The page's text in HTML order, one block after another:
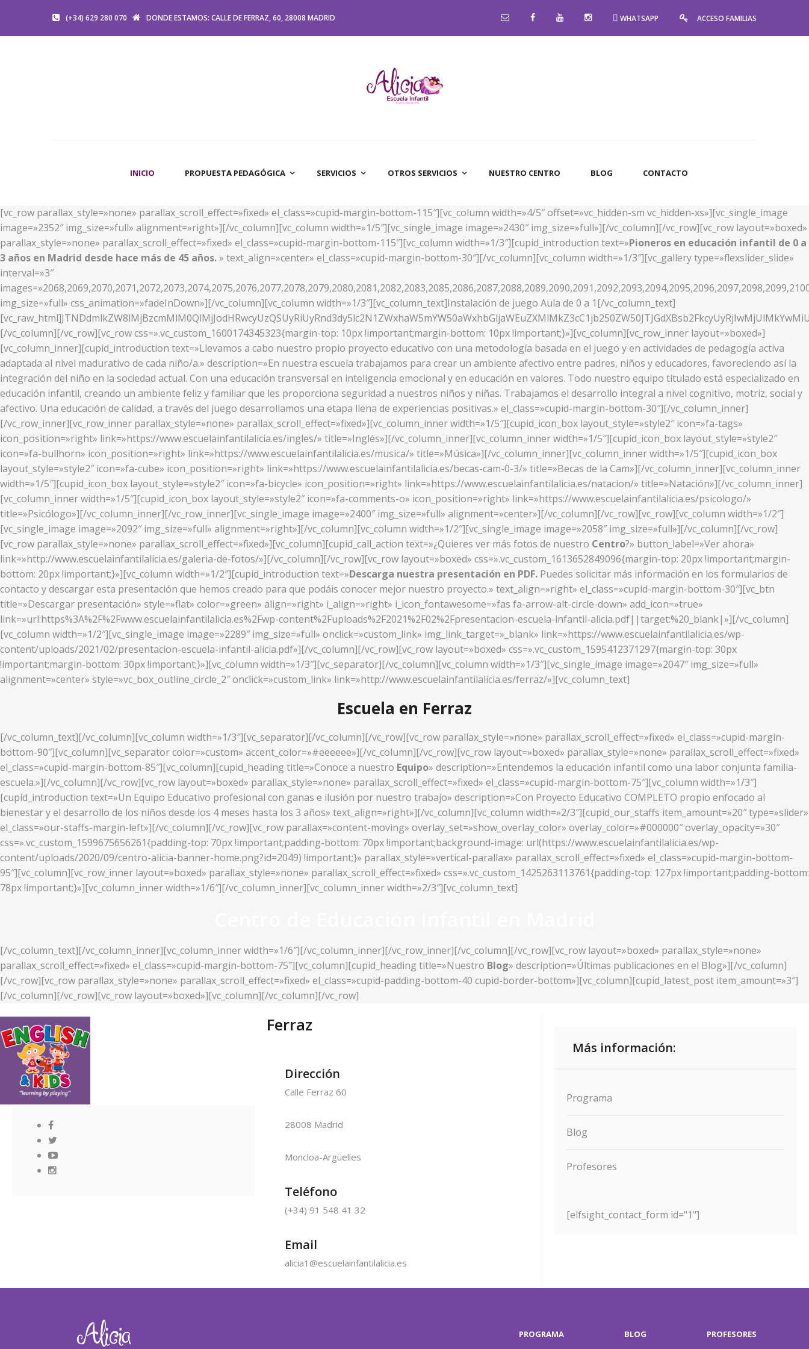
(+34) 629 280 070 DONDE ESTAMOS: CALLE DE FERRAZ, 60, 28008 MADRID WHATSAPP ACCESO FAMILIAS
INICIO PROPUESTA PEDAGÓGICA SERVICIOS OTROS SERVICIOS NUESTRO CENTRO BLOG CONTACTO
[vc_row parallax_style=»none» parallax_scroll_effect=»fixed» el_class=»cupid-margin-bottom-115″][vc_column width=»4/5″ offset=»vc_hidden-sm vc_hidden-xs»][vc_single_image
image=»2352″ img_size=»full» alignment=»right»][/vc_column][vc_column width=»1/5″][vc_single_image image=»2430″ img_size=»full»][/vc_column][/vc_row][vc_row layout=»boxed»
parallax_style=»none» parallax_scroll_effect=»fixed» el_class=»cupid-margin-bottom-115″][vc_column width=»1/3″][cupid_introduction text=»Pioneros en educación infantil de 0 a
3 años en Madrid desde hace más de 45 años.» text_align=»center» el_class=»cupid-margin-bottom-30″][/vc_column][vc_column width=»1/3″][vc_gallery type=»flexslider_slide»
interval=»3″
img_size=»full» css_animation=»fadeInDown»][/vc_column][vc_column width=»1/3″][vc_column_text]Instalación de juego Aula de 0 a 1[/vc_column_text]
[/vc_column][/vc_row][vc_row css=».vc_custom_1600174345323{margin-top: 10px !important;margin-bottom: 10px !important;}»][vc_column][vc_row_inner layout=»boxed»]
[vc_column_inner][cupid_introduction text=»Llevamos a cabo nuestro propio proyecto educativo con una metodología basada en el juego y en actividades de pedagogía activa
adaptada al nivel madurativo de cada niño/a.» description=»En nuestra escuela trabajamos para crear un ambiente afectivo entre padres, niños y educadores, favoreciendo así la
integración del niño en la sociedad actual. Con una educación transversal en inteligencia emocional y en educación en valores. Todo nuestro equipo titulado está especializado en
educación infantil, creando un ambiente feliz y familiar que les proporciona seguridad a nuestros niños y niñas. Trabajamos el desarrollo integral a nivel cognitivo, motriz, social y
afectivo. Una educación de calidad, a través del juego desarrollamos una etapa llena de experiencias positivas.» el_class=»cupid-margin-bottom-30″][/vc_column_inner]
[/vc_row_inner][vc_row_inner parallax_style=»none» parallax_scroll_effect=»fixed»][vc_column_inner width=»1/5″][cupid_icon_box layout_style=»style2″ icon=»fa-tags»
icon_position=»right» link=»https://www.escuelainfantilalicia.es/ingles/» title=»Inglés»][/vc_column_inner][vc_column_inner width=»1/5″][cupid_icon_box layout_style=»style2″
icon=»fa-bullhorn» icon_position=»right» link=»https://www.escuelainfantilalicia.es/musica/» title=»Música»][/vc_column_inner][vc_column_inner width=»1/5″][cupid_icon_box
layout_style=»style2″ icon=»fa-cube» icon_position=»right» link=»https://www.escuelainfantilalicia.es/becas-cam-0-3/» title=»Becas de la Cam»][/vc_column_inner][vc_column_inner
width=»1/5″][cupid_icon_box layout_style=»style2″ icon=»fa-bicycle» icon_position=»right» link=»https://www.escuelainfantilalicia.es/natacion/» title=»Natación»][/vc_column_inner]
[vc_column_inner width=»1/5″][cupid_icon_box layout_style=»style2″ icon=»fa-comments-o» icon_position=»right» link=»https://www.escuelainfantilalicia.es/psicologo/»
title=»Psicólogo»][/vc_column_inner][/vc_row_inner][vc_single_image image=»2400″ img_size=»full» alignment=»center»][/vc_column][/vc_row][vc_row][vc_column width=»1/2″]
[vc_single_image image=»2092″ img_size=»full» alignment=»right»][/vc_column][vc_column width=»1/2″][vc_single_image image=»2058″ img_size=»full»][/vc_column][/vc_row]
[vc_row parallax_style=»none» parallax_scroll_effect=»fixed»][vc_column][cupid_call_action text=»¿Quieres ver más fotos de nuestro Centro?» button_label=»Ver ahora»
link=»http://www.escuelainfantilalicia.es/galeria-de-fotos/»][/vc_column][/vc_row][vc_row layout=»boxed» css=».vc_custom_1613652849096{margin-top: 20px !important;margin-
bottom: 20px !important;}»][vc_column width=»1/2″][cupid_introduction text=»Descarga nuestra presentación en PDF. Puedes solicitar más información en los formularios de
contacto y descargar esta presentación que hemos creado para que podáis conocer mejor nuestro proyecto.» text_align=»right» el_class=»cupid-margin-bottom-30″][vc_btn
title=»Descargar presentación» style=»flat» color=»green» align=»right» i_align=»right» i_icon_fontawesome=»fas fa-arrow-alt-circle-down» add_icon=»true»
link=»url:https%3A%2F%2Fwww.escuelainfantilalicia.es%2Fwp-content%2Fuploads%2F2021%2F02%2Fpresentacion-escuela-infantil-alicia.pdf||target:%20_blank|»][/vc_column]
[vc_column width=»1/2″][vc_single_image image=»2289″ img_size=»full» onclick=»custom_link» img_link_target=»_blank» link=»https://www.escuelainfantilalicia.es/wp-
content/uploads/2021/02/presentacion-escuela-infantil-alicia.pdf»][/vc_column][/vc_row][vc_row layout=»boxed» css=».vc_custom_1595412371297{margin-top: 30px
!important;margin-bottom: 30px !important;}»][vc_column width=»1/3″][vc_separator][/vc_column][vc_column width=»1/3″][vc_single_image image=»2047″ img_size=»full»
alignment=»center» style=»vc_box_outline_circle_2″ onclick=»custom_link» link=»http://www.escuelainfantilalicia.es/ferraz/»][vc_column_text]
Escuela en Ferraz
[/vc_column_text][/vc_column][vc_column width=»1/3″][vc_separator][/vc_column][/vc_row][vc_row parallax_style=»none» parallax_scroll_effect=»fixed» el_class=»cupid-margin-
bottom-90″][vc_column][vc_separator color=»custom» accent_color=»#eeeeee»][/vc_column][/vc_row][vc_row layout=»boxed» parallax_style=»none» parallax_scroll_effect=»fixed»
el_class=»cupid-margin-bottom-85″][vc_column][cupid_heading title=»Conoce a nuestro Equipo» description=»Entendemos la educación infantil como una labor conjunta familia-
escuela.»][/vc_column][/vc_row][vc_row layout=»boxed» parallax_style=»none» parallax_scroll_effect=»fixed» el_class=»cupid-margin-bottom-75″][vc_column width=»1/3″]
[cupid_introduction text=»Un Equipo Educativo profesional con ganas e ilusión por nuestro trabajo» description=»Con Proyecto Educativo COMPLETO propio enfocado al
bienestar y el desarrollo de los niños desde los 4 meses hasta los 3 años» text_align=»right»][/vc_column][vc_column width=»2/3″][cupid_our_staffs item_amount=»20″ type=»slider»
el_class=»our-staffs-margin-left»][/vc_column][/vc_row][vc_row parallax=»content-moving» overlay_set=»show_overlay_color» overlay_color=»#000000″ overlay_opacity=»30″
css=».vc_custom_1599675656261{padding-top: 70px !important;padding-bottom: 70px !important;background-image: url(https://www.escuelainfantilalicia.es/wp-
content/uploads/2020/09/centro-alicia-banner-home.png?id=2049) !important;}» parallax_style=»vertical-parallax» parallax_scroll_effect=»fixed» el_class=»cupid-margin-bottom-
95″][vc_column][vc_row_inner layout=»boxed» parallax_style=»none» parallax_scroll_effect=»fixed» css=».vc_custom_1425263113761{padding-top: 127px !important;padding-bottom:
78px !important;}»][vc_column_inner width=»1/6″][/vc_column_inner][vc_column_inner width=»2/3″][vc_column_text]
[/vc_column_text][/vc_column_inner][vc_column_inner width=»1/6″][/vc_column_inner][/vc_row_inner][/vc_column][/vc_row][vc_row layout=»boxed» parallax_style=»none»
parallax_scroll_effect=»fixed» el_class=»cupid-margin-bottom-75″][vc_column][cupid_heading title=»Nuestro Blog» description=»Últimas publicaciones en el Blog»][/vc_column]
[/vc_row][vc_row parallax_style=»none» parallax_scroll_effect=»fixed» el_class=»cupid-padding-bottom-40 cupid-border-bottom»][vc_column][cupid_latest_post item_amount=»3″]
[/vc_column][/vc_row][vc_row layout=»boxed»][vc_column][/vc_column][/vc_row]
Ferraz
Dirección
Calle Ferraz 60
28008 Madrid
Moncloa-Argüelles
Teléfono
(+34) 91 548 41 32
Email
alicia1@escuelainfantilalicia.es
Más información:
Programa
Blog
Profesores
[elfsight_contact_form id="1"]
PROGRAMA BLOG PROFESORES